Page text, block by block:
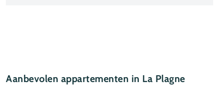
Aanbevolen appartementen in La Plagne